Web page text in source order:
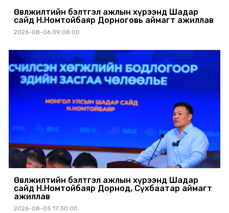
Өвөлжилтийн бэлтгэл ажлын хүрээнд Шадар
сайд Н.Номтойбаяр Дорноговь аймагт ажиллав
2026-08-06 09:08:00
Өвөлжилтийн бэлтгэл ажлын хүрээнд Шадар
сайд Н.Номтойбаяр Дорнод, Сүхбаатар аймагт
ажиллав
2026-08-05 17:30:00